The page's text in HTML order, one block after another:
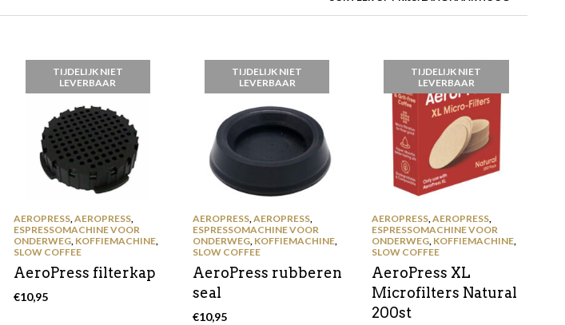
TIJDELIJK NIET
LEVERBAAR
AEROPRESS,AEROPRESS,
ESPRESSOMACHINE VOOR
ONDERWEG, KOFFIEMACHINE,
SLOW COFFEE
AeroPress filterkap
€10,95
TIJDELIJK NIET
LEVERBAAR
AEROPRESS,AEROPRESS,
ESPRESSOMACHINE VOOR
ONDERWEG, KOFFIEMACHINE,
SLOW COFFEE
AeroPress rubberen
seal
€10,95
TIJDELIJK NIET
LEVERBAAR
AEROPRESS,AEROPRESS,
ESPRESSOMACHINE VOOR
ONDERWEG, KOFFIEMACHINE,
SLOW COFFEE
AeroPress XL
Microfilters Natural
200st